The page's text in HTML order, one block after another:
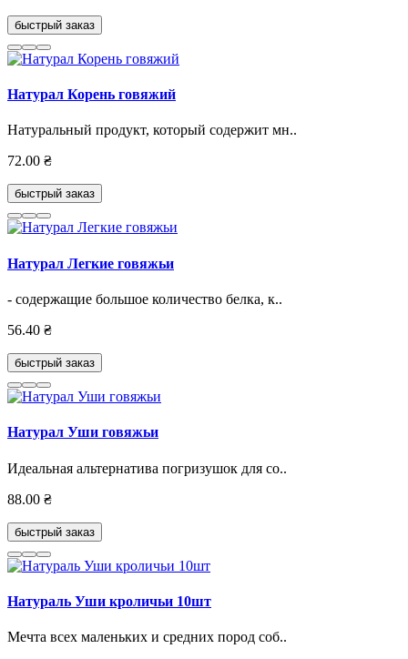
быстрый заказ
Натурал Корень говяжий
Натуральный продукт, который содержит мн..
72.00 ₴
быстрый заказ
Натурал Легкие говяжьи
- содержащие большое количество белка, к..
56.40 ₴
быстрый заказ
Натурал Уши говяжьи
Идеальная альтернатива погризушок для со..
88.00 ₴
быстрый заказ
Натураль Уши кроличьи 10шт
Мечта всех маленьких и средних пород соб..